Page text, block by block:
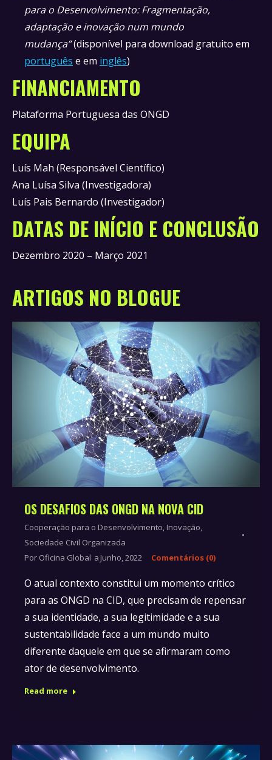
para o Desenvolvimento: Fragmentação,
adaptação e inovação num mundo
mudança”(disponível para download gratuito em
português e em inglês)
FINANCIAMENTO
Plataforma Portuguesa das ONGD
EQUIPA
Luís Mah (Responsável Científico)
Ana Luísa Silva (Investigadora)
Luís Pais Bernardo (Investigador)
DATAS DE INÍCIO E CONCLUSÃO
Dezembro 2020 – Março 2021
ARTIGOS NO BLOGUE
OS DESAFIOS DAS ONGD NA NOVA CID
Cooperação para o Desenvolvimento, Inovação,
Sociedade Civil Organizada
Por Oficina Global Junho, 2022 Comentários (0)
O atual contexto constitui um momento crítico
para as ONGD na CID, que precisam de repensar
a sua identidade, a sua legitimidade e a sua
sustentabilidade face a um mundo muito
diferente daquele em que se afirmaram como
ator de desenvolvimento.
Read more